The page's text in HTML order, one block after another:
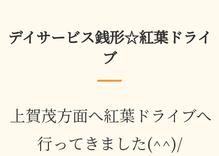
デイサービス銭形☆紅葉ドライ
ブ
上賀茂方面へ紅葉ドライブへ
行ってきました(^^)/